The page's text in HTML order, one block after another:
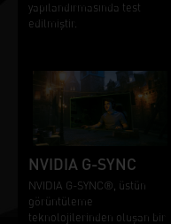
yapılandırmasında test
edilmiştir.
NVIDIA G-SYNC
NVIDIA G-SYNC®, üstün
görüntüleme
teknolojilerinden oluşan bir